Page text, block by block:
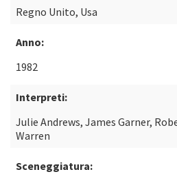
Regno Unito, Usa
Anno:
1982
Interpreti:
Julie Andrews, James Garner,
Warren
Sceneggiatura: